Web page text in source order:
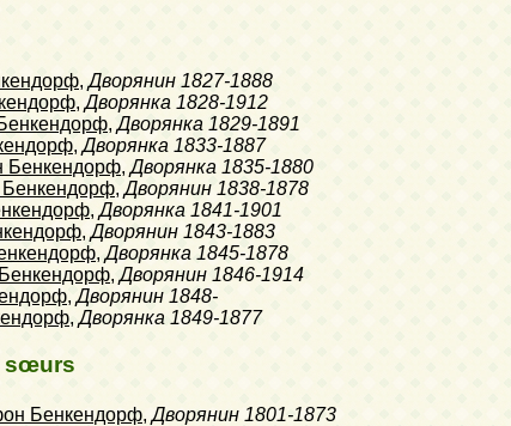
,Дворянин 1827-1888
,Дворянка 1828-1912
,Дворянка 1829-1891
,Дворянка 1833-1887
Бенкендорф,Дворянка 1835-1880
,Дворянин 1838-1878
,Дворянка 1841-1901
,Дворянин 1843-1883
,Дворянка 1845-1878
,Дворянин 1846-1914
,Дворянин 1848-
,Дворянка 1849-1877
sœurs
Бенкендорф,Дворянин 1801-1873